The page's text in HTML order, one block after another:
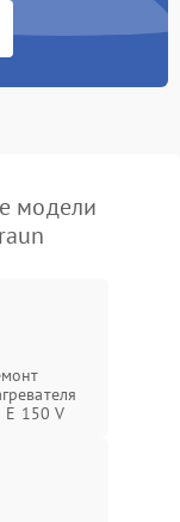
модели
E 150 V